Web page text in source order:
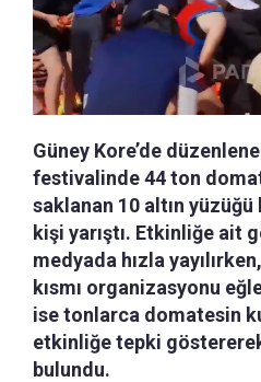
Güney Kore’de
festivalinde 44 ton
saklanan 10 altın
kişi yarıştı. Etkinliğe ait
medyada hızla
kısmı organizasyonu
ise tonlarca domatesin
etkinliğe tepki
bulundu.